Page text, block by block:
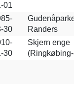
01
30
Randers
30
Skjern enge